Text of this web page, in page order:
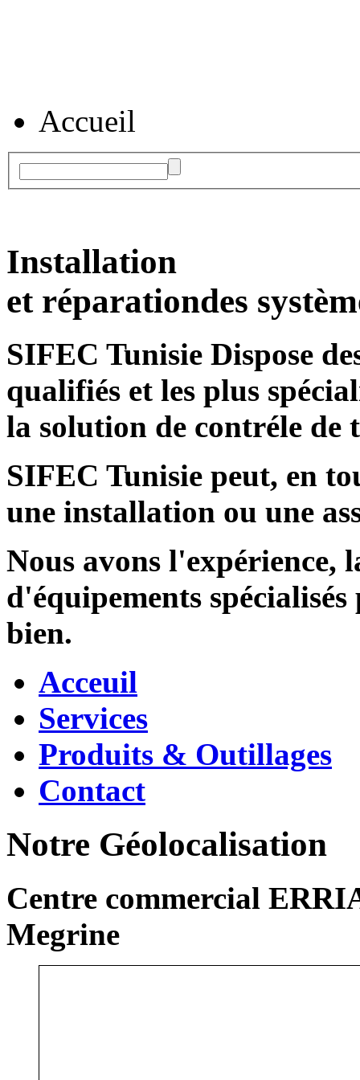
Accueil
Installation
et réparationdes
SIFEC Tunisie Dispose
qualifiés et les plus
la solution de contréle de
SIFEC Tunisie peut, en
une installation ou une
Nous avons l'expérience,
d'équipements
bien.
Acceuil
Services
Produits & Outillages
Contact
Notre Géolocalisation
Centre commercial
Megrine